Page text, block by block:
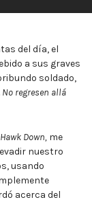
del día, el
a sus graves
soldado,
regresen allá
Down, me
nuestro
usando
acerca del